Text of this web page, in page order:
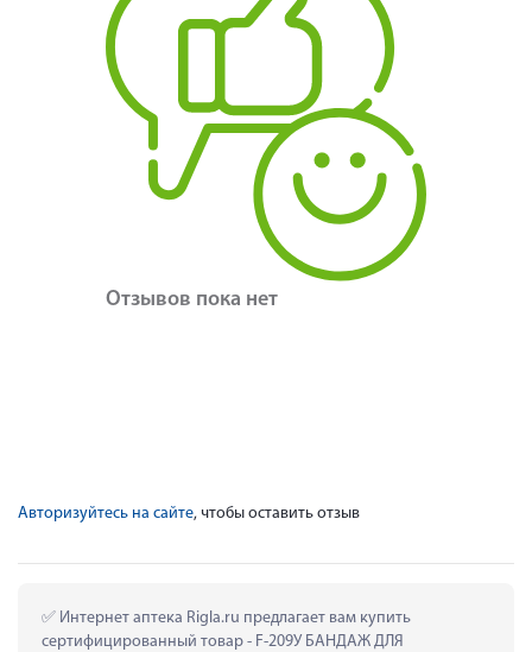
Отзывов пока нет
Авторизуйтесь на сайте, чтобы оставить отзыв
Интернет аптека Rigla.ru предлагает вам купить
сертифицированный товар - F-209У БАНДАЖ ДЛЯ